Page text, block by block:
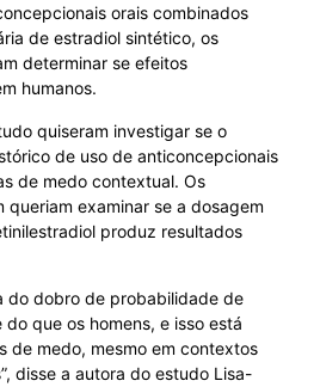
orais combinados
de estradiol sintético, os
determinar se efeitos
humanos.
quiseram investigar se o
de uso de anticoncepcionais
de medo contextual. Os
queriam examinar se a dosagem
produz resultados
do dobro de probabilidade de
que os homens, e isso está
de medo, mesmo em contextos
disse a autora do estudo Lisa-